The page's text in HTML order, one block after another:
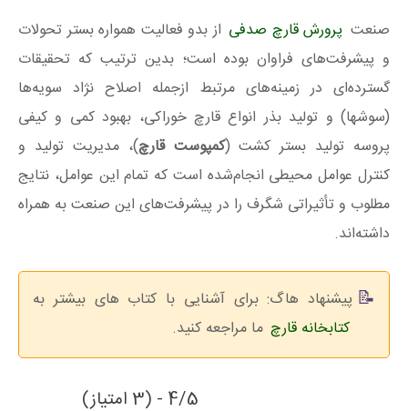
صنعت پرورش قارچ صدفی از بدو فعالیت همواره بستر تحولات
و پیشرفت‌های فراوان بوده است؛ بدین ترتیب که تحقیقات
گسترده‌ای در زمینه‌های مرتبط ازجمله اصلاح نژاد سویه‌ها
(سوشها) و تولید بذر انواع قارچ خوراکی، بهبود کمی و کیفی
پروسه تولید بستر کشت (کمپوست قارچ)، مدیریت تولید و
کنترل عوامل محیطی انجام‌شده است که تمام این عوامل، نتایج
مطلوب و تأثیراتی شگرف را در پیشرفت‌های این صنعت به همراه
داشته‌اند.
پیشنهاد هاگ: برای آشنایی با کتاب های بیشتر به
کتابخانه قارچ ما مراجعه کنید.
4/5 - (3 امتیاز)